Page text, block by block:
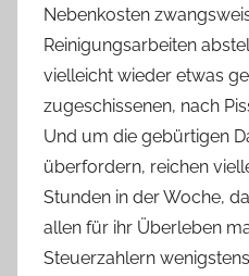
Nebenkosten
Reinigungsarbeiten
vielleicht wieder etwas
zugeschissenen, nach
Und um die gebürtigen
überfordern, reichen
Stunden in der Woche,
allen für ihr Überleben
Steuerzahlern